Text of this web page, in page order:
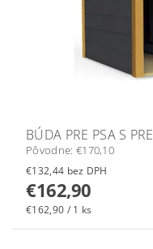
BÚDA PRE PSA S
Pôvodne: €170,10
€132,44 bez DPH
€162,90
€162,90 / 1 ks